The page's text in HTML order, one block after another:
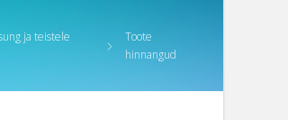
ja teistele
Toote
hinnangud